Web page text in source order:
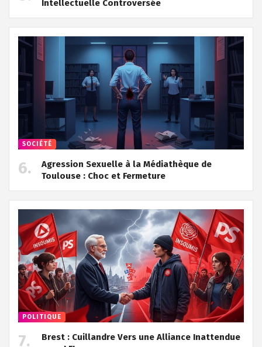
Intellectuelle Controversée
SOCIÉTÉ
Agression Sexuelle à la Médiathèque de
Toulouse : Choc et Fermeture
POLITIQUE
Brest : Cuillandre Vers une Alliance Inattendue